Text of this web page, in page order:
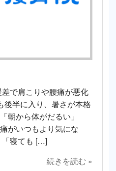
で肩こりや腰痛が悪化
後半に入り、暑さが本格
朝から体がだるい」
がいつもより気にな
「寝ても […]
続きを読む »